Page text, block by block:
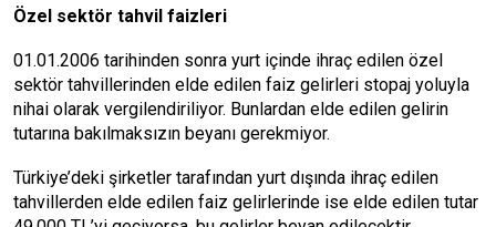
Özel sektör tahvil faizleri
01.01.2006 tarihinden sonra yurt içinde ihraç edilen özel
sektör tahvillerinden elde edilen faiz gelirleri stopaj yoluyla
nihai olarak vergilendiriliyor. Bunlardan elde edilen gelirin
tutarına bakılmaksızın beyanı gerekmiyor.
Türkiye’deki şirketler tarafından yurt dışında ihraç edilen
tahvillerden elde edilen faiz gelirlerinde ise elde edilen tutar